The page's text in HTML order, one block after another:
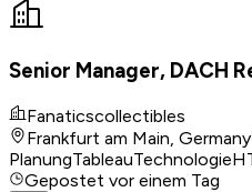
Senior Manager, DACH
Fanaticscollectibles
Frankfurt am Main, Germany
PlanungTableauTechnologie
Gepostet vor einem Tag